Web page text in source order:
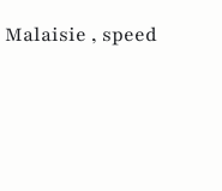
Malaisie , speed